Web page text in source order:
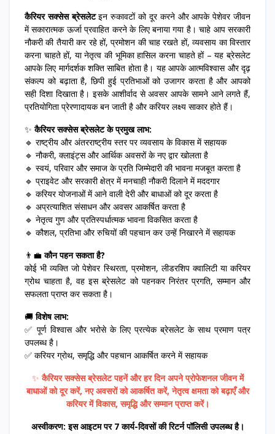
कैरियर सक्सेस ब्रेसलेटइन रुकावटों को दूर करने और आपके पेशेवर जीवन
में सकारात्मक ऊर्जा प्रवाहित करने के लिए बनाया गया है। चाहे आप सरकारी
नौकरी की तैयारी कर रहे हों, प्रमोशन की चाह रखते हों, व्यवसाय का विस्तार
करना चाहते हों, या नेतृत्व की भूमिका हासिल करना चाहते हों – यह ब्रेसलेट
आपके लिए मार्गदर्शक शक्ति साबित होता है। यह आपके आत्मविश्वास और दृढ़
संकल्प को बढ़ाता है, छिपी हुई प्रतिभाओं को उजागर करता है और आपको
सही दिशा दिखाता है। इसके आशीर्वाद से अवसर आपके सामने आने लगते हैं,
प्रतियोगिता प्रेरणादायक बन जाती है और करियर लक्ष्य साकार होते हैं।
✨कैरियर सक्सेस ब्रेसलेट के प्रमुख लाभ:
🔹 राष्ट्रीय और अंतरराष्ट्रीय स्तर पर व्यवसाय के विकास में सहायक
🔹 नौकरी, क्लाइंट्स और आर्थिक अवसरों के नए द्वार खोलता है
🔹 स्वयं, परिवार और समाज के प्रति जिम्मेदारी की भावना मजबूत करता है
🔹 प्राइवेट और सरकारी क्षेत्र में मनचाही नौकरी दिलाने में मददगार
🔹 करियर योजनाओं में आने वाली देरी और बाधाओं को दूर करता है
🔹 अप्रत्याशित संसाधन और अवसर आकर्षित करता है
🔹 नेतृत्व गुण और प्रतिस्पर्धात्मक भावना विकसित करता है
🔹 कौशल, प्रतिभा और रुचियों की पहचान कर उन्हें निखारने में सहायक
👨‍💼कौन पहन सकता है?
कोई भी व्यक्ति जो पेशेवर स्थिरता, प्रमोशन, लीडरशिप क्वालिटी या करियर
ग्रोथ चाहता है, वह इस ब्रेसलेट को पहनकर निरंतर प्रगति, सम्मान और
सफलता प्राप्त कर सकता है।
🚚विशेष लाभ:
✅ पूर्ण विश्वास और भरोसे के लिए प्रत्येक ब्रेसलेट के साथ प्रमाण पत्र
उपलब्ध है।
✅ करियर ग्रोथ, समृद्धि और पहचान आकर्षित करने में सहायक
✨कैरियर सक्सेस ब्रेसलेट पहनें और हर दिन अपने प्रोफेशनल जीवन में
बाधाओं को दूर करें, नए अवसरों को आकर्षित करें, नेतृत्व क्षमता को बढ़ाएँ और
करियर में विकास, समृद्धि और सम्मान प्राप्त करें।
अस्वीकरण: इस आइटम पर 7 कार्य-दिवसों की रिटर्न पॉलिसी उपलब्ध है।